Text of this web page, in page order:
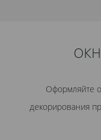
Оформляйте
декорирования